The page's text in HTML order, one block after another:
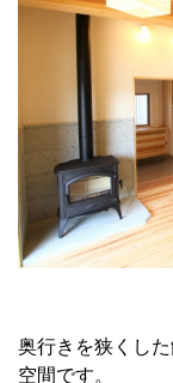
奥行きを狭くし
空間です。